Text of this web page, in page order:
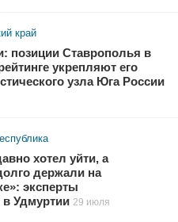
край
позиции Ставрополья в
укрепляют его
узла Юга России
хотел уйти, а
держали на
эксперты
Удмуртии 29 июля